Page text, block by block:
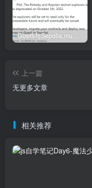
上一篇
无更多文章
相关推荐